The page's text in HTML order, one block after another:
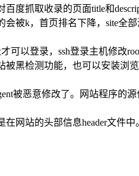
度抓取收录的页面title和
被k，首页排名下降，site全部
以登录，ssh登录主机修改
检测功能，也可以安装浏
被恶意修改了。网站程序的
网站的头部信息header文件